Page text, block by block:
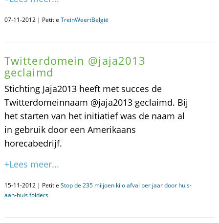
07-11-2012 | Petitie TreinWeertBelgië
Twitterdomein @jaja2013
geclaimd
Stichting Jaja2013 heeft met succes de
Twitterdomeinnaam @jaja2013 geclaimd. Bij
het starten van het initiatief was de naam al
in gebruik door een Amerikaans
horecabedrijf.
+Lees meer...
15-11-2012 | Petitie Stop de 235 miljoen kilo afval per jaar door huis-
aan-huis folders